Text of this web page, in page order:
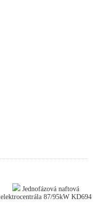
Jednofázová naftová
elektrocentrála 87/95kW KD694